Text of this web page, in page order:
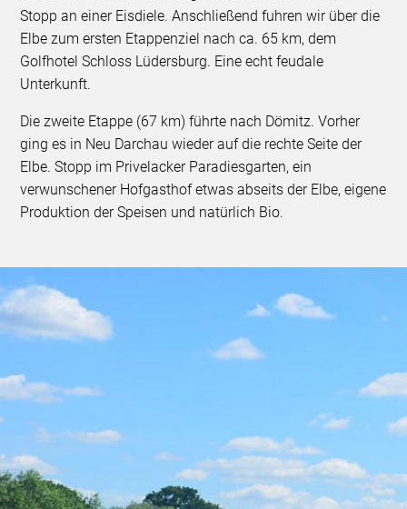
Stopp an einer Eisdiele. Anschließend fuhren wir über die
Elbe zum ersten Etappenziel nach ca. 65 km, dem
Golfhotel Schloss Lüdersburg. Eine echt feudale
Unterkunft.
Die zweite Etappe (67 km) führte nach Dömitz. Vorher
ging es in Neu Darchau wieder auf die rechte Seite der
Elbe. Stopp im Privelacker Paradiesgarten, ein
verwunschener Hofgasthof etwas abseits der Elbe, eigene
Produktion der Speisen und natürlich Bio.